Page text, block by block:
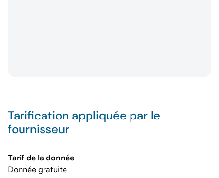
Tarification appliquée par le
fournisseur
Tarif de la donnée
Donnée gratuite